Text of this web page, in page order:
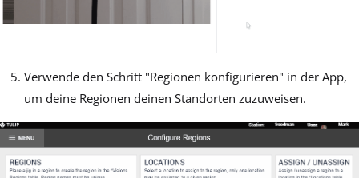
Verwende den Schritt "Regionen konfigurieren" in der App,
um deine Regionen deinen Standorten zuzuweisen.